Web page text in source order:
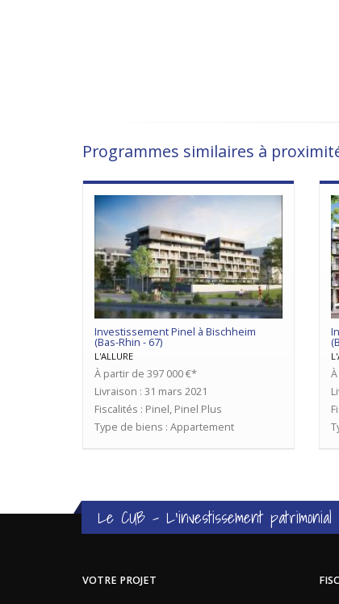
Programmes similaires à
Investissement Pinel à Bischheim
(Bas-Rhin - 67)
L'ALLURE
À partir de 397 000 €*
Livraison : 31 mars 2021
Fiscalités : Pinel, Pinel Plus
Type de biens : Appartement
Le CUB - L'investissement patrimonial
VOTRE PROJET